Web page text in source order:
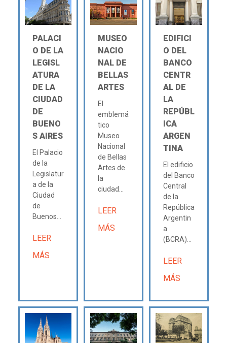
PALACI
O DE LA
LEGISL
ATURA
DE LA
CIUDAD
DE
BUENO
S AIRES
El Palacio
de la
Legislatur
a de la
Ciudad
de
Buenos...
LEER
MÁS
MUSEO
NACIO
NAL DE
BELLAS
ARTES
El
emblemá
tico
Museo
Nacional
de Bellas
Artes de
la
ciudad...
LEER
MÁS
EDIFICI
O DEL
BANCO
CENTR
AL DE
LA
REPÚBL
ICA
ARGEN
TINA
El edificio
del Banco
Central
de la
República
Argentin
a
(BCRA)...
LEER
MÁS